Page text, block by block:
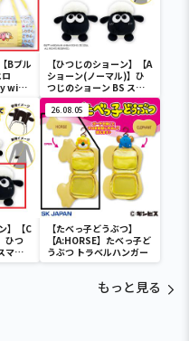
Bブル
with
バッ
【ひつじのショーン】【A
ショーン(ノーマル)】ひ
つじのショーン BS スマ
ホショーンルダー
】【C
ひつ
マホ
26.08.05
【たべっ子どうぶつ】
【A:HORSE】たべっ子ど
うぶつ トラベルハンガー
もっと見る